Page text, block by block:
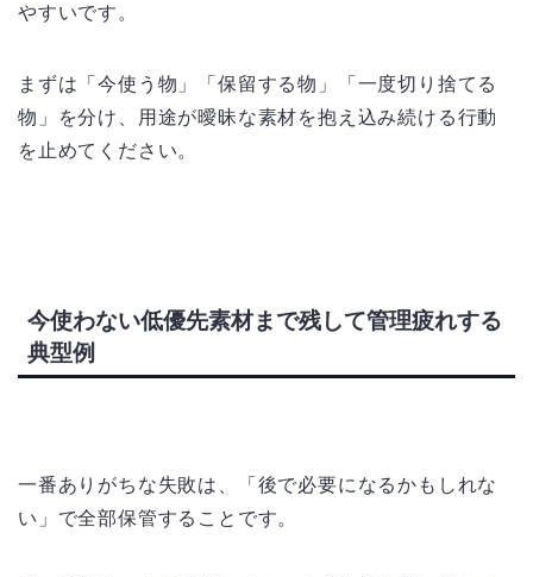
やすいです。
まずは「今使う物」「保留する物」「一度切り捨てる
物」を分け、用途が曖昧な素材を抱え込み続ける行動
を止めてください。
今使わない低優先素材まで残して管理疲れする
典型例
一番ありがちな失敗は、「後で必要になるかもしれな
い」で全部保管することです。